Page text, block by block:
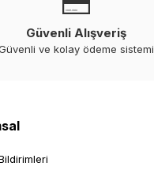
Güvenli Alışveriş
ve kolay ödeme sistemi